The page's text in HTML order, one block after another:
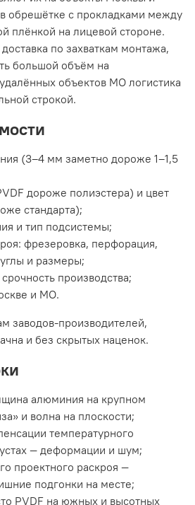
обрешётке с прокладками между
плёнкой на лицевой стороне.
по захваткам монтажа,
большой объём на
объектов МО логистика
строкой.
(3–4 мм заметно дороже 1–1,5
дороже полиэстера) и цвет
стандарта);
и тип подсистемы;
фрезеровка, перфорация,
и размеры;
производства;
и МО.
заводов-производителей,
и без скрытых наценок.
алюминия на крупном
и волна на плоскости;
температурного
— деформации и шум;
проектного раскроя —
подгонки на месте;
PVDF на южных и высотных